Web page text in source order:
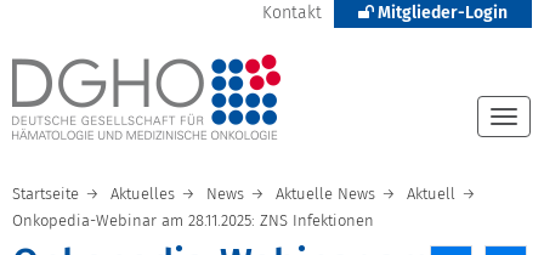
Kontakt Mitglieder-Login
Startseite Aktuelles News Aktuelle News
Aktuell
Onkopedia-Webinar am 28.11.2025: ZNS Infektionen